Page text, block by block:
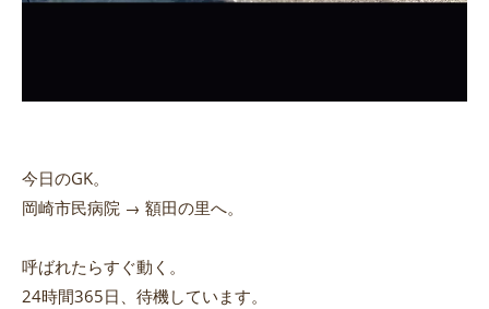
今日のGK。
岡崎市民病院 → 額田の里へ。
呼ばれたらすぐ動く。
24時間365日、待機しています。